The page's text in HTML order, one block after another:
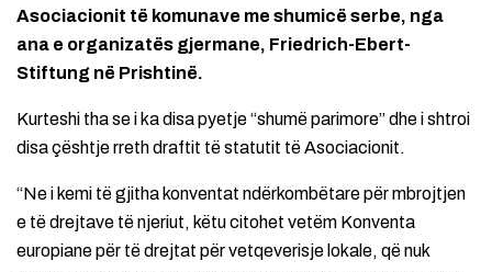
Asociacionit të komunave me shumicë serbe, nga
ana e organizatës gjermane, Friedrich-Ebert-
Stiftung në Prishtinë.
Kurteshi tha se i ka disa pyetje “shumë parimore” dhe i shtroi
disa çështje rreth draftit të statutit të Asociacionit.
“Ne i kemi të gjitha konventat ndërkombëtare për mbrojtjen
e të drejtave të njeriut, këtu citohet vetëm Konventa
europiane për të drejtat për vetqeverisje lokale, që nuk